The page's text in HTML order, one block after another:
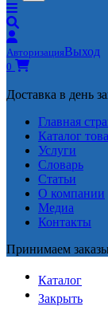
АвторизацияВыход
0
Доставка в день
Главная
Каталог
Услуги
Словарь
Статьи
О компании
Медиа
Контакты
Принимаем
Каталог
Закрыть